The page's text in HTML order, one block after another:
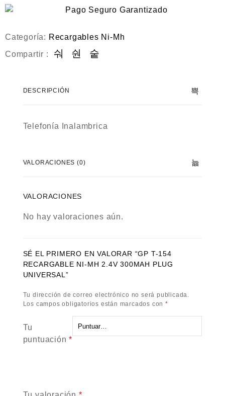
d
e
Categoría: Recargables Ni-Mh
Compartir :
DESCRIPCIÓN
Telefonía Inalambrica
VALORACIONES (0)
VALORACIONES
No hay valoraciones aún.
SÉ EL PRIMERO EN VALORAR “GP T-154
RECARGABLE NI-MH 2.4V 300MAH PLUG
UNIVERSAL”
Tu dirección de correo electrónico no será publicada.
Los campos obligatorios están marcados con *
Tu
puntuación*